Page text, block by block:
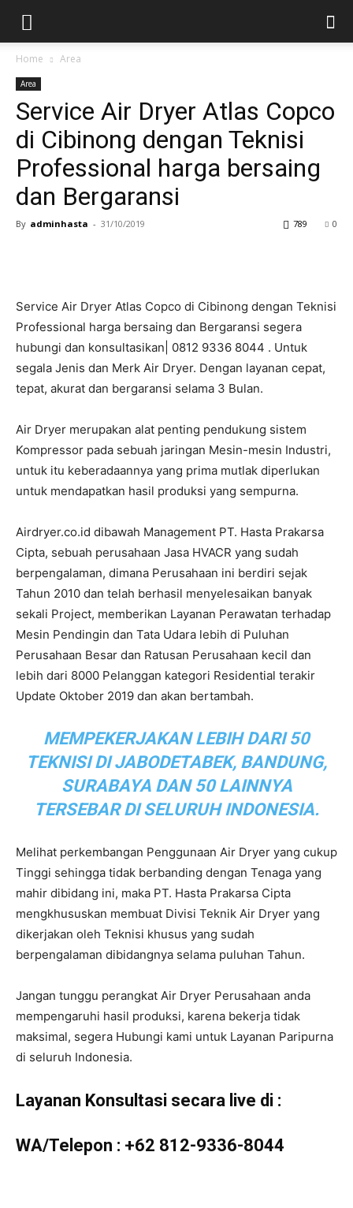
Home Area
Area
Service Air Dryer Atlas Copco
di Cibinong dengan Teknisi
Professional harga bersaing
dan Bergaransi
By adminhasta - 31/10/2019 0
789
Service Air Dryer Atlas Copco di Cibinong dengan Teknisi
Professional harga bersaing dan Bergaransi segera
hubungi dan konsultasikan| 0812 9336 8044 . Untuk
segala Jenis dan Merk Air Dryer. Dengan layanan cepat,
tepat, akurat dan bergaransi selama 3 Bulan.
Air Dryer merupakan alat penting pendukung sistem
Kompressor pada sebuah jaringan Mesin-mesin Industri,
untuk itu keberadaannya yang prima mutlak diperlukan
untuk mendapatkan hasil produksi yang sempurna.
Airdryer.co.id dibawah Management PT. Hasta Prakarsa
Cipta, sebuah perusahaan Jasa HVACR yang sudah
berpengalaman, dimana Perusahaan ini berdiri sejak
Tahun 2010 dan telah berhasil menyelesaikan banyak
sekali Project, memberikan Layanan Perawatan terhadap
Mesin Pendingin dan Tata Udara lebih di Puluhan
Perusahaan Besar dan Ratusan Perusahaan kecil dan
lebih dari 8000 Pelanggan kategori Residential terakir
Update Oktober 2019 dan akan bertambah.
MEMPEKERJAKAN LEBIH DARI 50
TEKNISI DI JABODETABEK, BANDUNG,
SURABAYA DAN 50 LAINNYA
TERSEBAR DI SELURUH INDONESIA.
Melihat perkembangan Penggunaan Air Dryer yang cukup
Tinggi sehingga tidak berbanding dengan Tenaga yang
mahir dibidang ini, maka PT. Hasta Prakarsa Cipta
mengkhususkan membuat Divisi Teknik Air Dryer yang
dikerjakan oleh Teknisi khusus yang sudah
berpengalaman dibidangnya selama puluhan Tahun.
Jangan tunggu perangkat Air Dryer Perusahaan anda
mempengaruhi hasil produksi, karena bekerja tidak
maksimal, segera Hubungi kami untuk Layanan Paripurna
di seluruh Indonesia.
Layanan Konsultasi secara live di :
WA/Telepon : +62 812-9336-8044